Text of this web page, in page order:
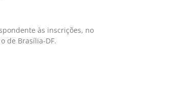
às inscrições, no
de Brasília-DF.